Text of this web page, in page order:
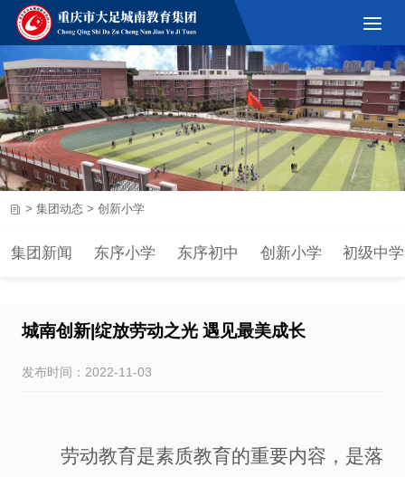
集团新闻 东序小学 东序初中 创新小学 初级中学
> 集团动态> 创新小学
城南创新|绽放劳动之光 遇见最美成长
发布时间：2022-11-03
劳动教育是素质教育的重要内容，是落